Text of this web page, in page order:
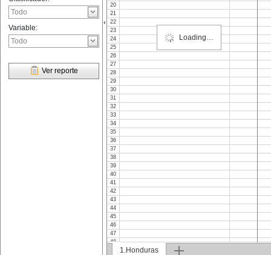
Variable:
Ver reporte
20
21
22
23
24
25
26
27
28
29
30
31
32
33
34
35
36
37
38
39
40
41
42
43
44
45
46
47
48
1.Honduras